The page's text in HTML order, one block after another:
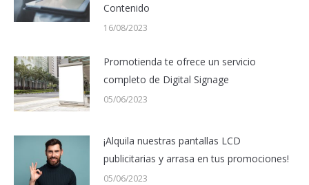
Contenido
16/08/2023
Promotienda te ofrece un servicio
completo de Digital Signage
05/06/2023
¡Alquila nuestras pantallas LCD
publicitarias y arrasa en tus promociones!
05/06/2023